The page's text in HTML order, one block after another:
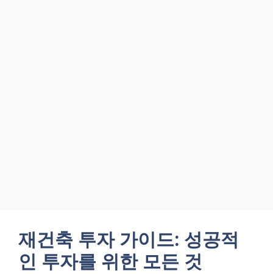
재건축 투자 가이드: 성공적
인 투자를 위한 모든 것